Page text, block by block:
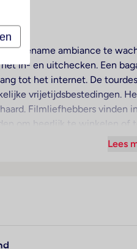
ambiance te
in- en uitchecken. Een
tot het internet. De
vrijetijdsbestedingen.
Filmliefhebbers vinden
om heerlijk te winkelen
van het verblijfLees